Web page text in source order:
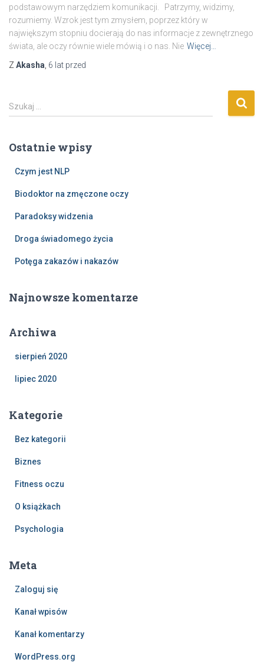
podstawowym narzędziem komunikacji. Patrzymy, widzimy,
rozumiemy. Wzrok jest tym zmysłem, poprzez który w
największym stopniu docierają do nas informacje z zewnętrznego
świata, ale oczy równie wiele mówią i o nas. Nie Więcej…
ZAkasha, 6 lat przed
S
z
k
a
Szukaj …
Ostatnie wpisy
Czym jest NLP
Biodoktor na zmęczone oczy
Paradoksy widzenia
Droga świadomego życia
Potęga zakazów i nakazów
Najnowsze komentarze
Archiwa
sierpień 2020
lipiec 2020
Kategorie
Bez kategorii
Biznes
Fitness oczu
O książkach
Psychologia
Meta
Zaloguj się
Kanał wpisów
Kanał komentarzy
WordPress.org